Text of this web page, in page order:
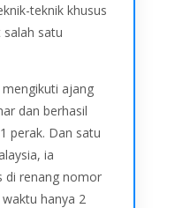
teknik khusus
satu
ajang
dan berhasil
perak. Dan satu
ia
di renang nomor
hanya 2